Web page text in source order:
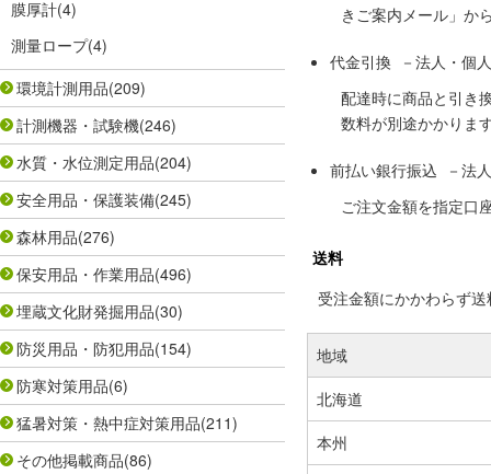
膜厚計(4)
測量ロープ(4)
環境計測用品(209)
計測機器・試験機(246)
水質・水位測定用品(204)
安全用品・保護装備(245)
森林用品(276)
保安用品・作業用品(496)
埋蔵文化財発掘用品(30)
防災用品・防犯用品(154)
防寒対策用品(6)
猛暑対策・熱中症対策用品(211)
その他掲載商品(86)
きご案内メール」か
代金引換 －法人・個
配達時に商品と引き
数料が別途かかりま
前払い銀行振込 －法
ご注文金額を指定口
送料
受注金額にかかわらず
地域
北海道
本州